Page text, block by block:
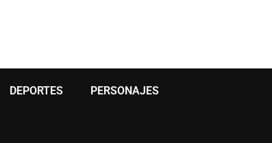
DEPORTES PERSONAJES